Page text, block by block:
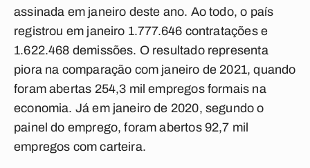
assinada em janeiro deste ano. Ao todo, o país
registrou em janeiro 1.777.646 contratações e
1.622.468 demissões. O resultado representa
piora na comparação com janeiro de 2021, quando
foram abertas 254,3 mil empregos formais na
economia. Já em janeiro de 2020, segundo o
painel do emprego, foram abertos 92,7 mil
empregos com carteira.